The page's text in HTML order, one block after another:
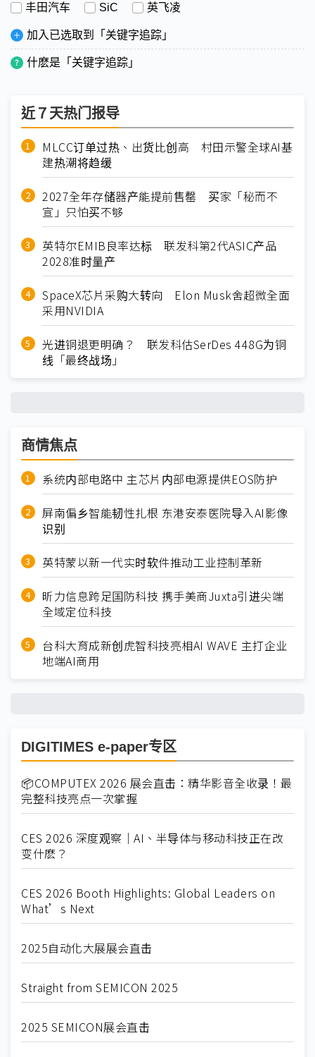
丰田汽车 SiC 英飞凌
加入已选取到「关键字追踪」
什麽是「关键字追踪」
近７天热门报导
MLCC订单过热、出货比创高 村田示警全球AI基
建热潮将趋缓
2027全年存储器产能提前售罄 买家「秘而不
宣」只怕买不够
英特尔EMIB良率达标 联发科第2代ASIC产品
2028准时量产
SpaceX芯片采购大转向 Elon Musk舍超微全面
采用NVIDIA
光进铜退更明确？ 联发科估SerDes 448G为铜
线「最终战场」
商情焦点
系统内部电路中 主芯片内部电源提供EOS防护
屏南偏乡智能韧性扎根 东港安泰医院导入AI影像
识别
英特蒙以新一代实时软件推动工业控制革新
昕力信息跨足国防科技 携手美商Juxta引进尖端
全域定位科技
台科大育成新创虎智科技亮相AI WAVE 主打企业
地端AI商用
DIGITIMES e-paper专区
📦COMPUTEX 2026 展会直击：精华影音全收录！最
完整科技亮点一次掌握
CES 2026 深度观察｜AI、半导体与移动科技正在改
变什麽？
CES 2026 Booth Highlights: Global Leaders on
What’s Next
2025自动化大展展会直击
Straight from SEMICON 2025
2025 SEMICON展会直击